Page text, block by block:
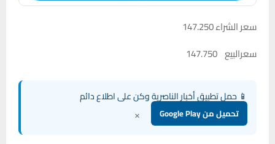
سعر الشراء 147.250
سعرالبيع 147.750
📱 حمل تطبيق أخبار الناصرية وكن على اطلاع دائم
تحميل من Google Play ×